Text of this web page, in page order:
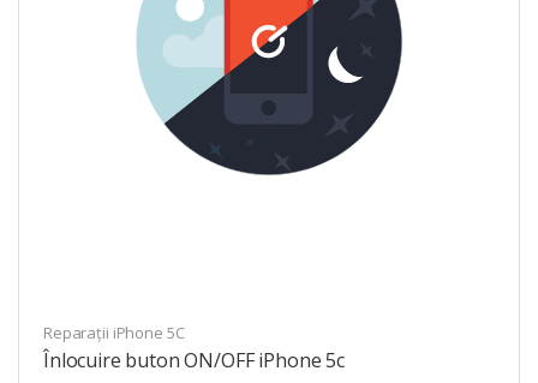
Reparații iPhone 5C
Înlocuire buton ON/OFF iPhone 5c